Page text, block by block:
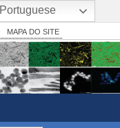
Simplifique!
Comunica BR
Participe
Legislação
MAPA DO SITE
Portuguese